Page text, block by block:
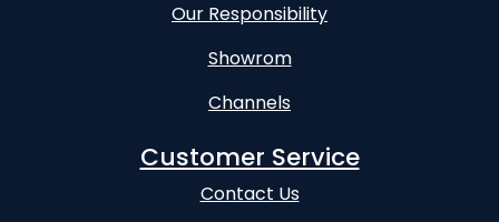
Our Responsibility
Showrom
Channels
Customer Service
Contact Us